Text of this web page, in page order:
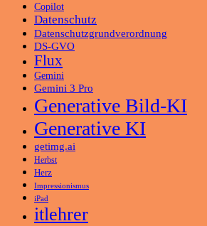
Copilot
Datenschutz
Datenschutzgrundverordnung
DS-GVO
Flux
Gemini
Gemini 3 Pro
Generative Bild-KI
Generative KI
getimg.ai
Herbst
Herz
Impressionismus
iPad
itlehrer